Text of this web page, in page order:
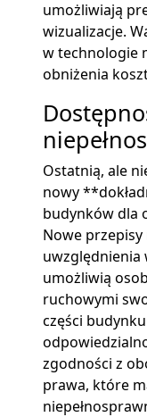
umożliwiają
wizualizacje.
w technologie
obniżenia
Ostatnią, ale
nowy
budynków dla
Nowe przepisy
uwzględnienia
umożliwią
ruchowymi
części
zgodności z
prawa, które